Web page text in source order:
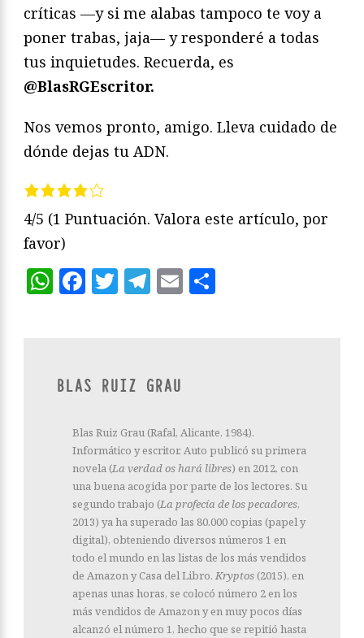
críticas —y si me alabas tampoco te voy a
poner trabas, jaja— y responderé a todas
tus inquietudes. Recuerda, es
@BlasRGEscritor.
Nos vemos pronto, amigo. Lleva cuidado de
dónde dejas tu ADN.
4/5 (1 Puntuación. Valora este artículo, por
favor)
WhatsApp
Facebook
Twitter
Telegram
Email
BLAS RUIZ GRAU
Blas Ruiz Grau (Rafal, Alicante, 1984).
Informático y escritor. Auto publicó su primera
novela (La verdad os hará libres) en 2012, con
una buena acogida por parte de los lectores. Su
segundo trabajo (La profecía de los pecadores,
2013) ya ha superado las 80.000 copias (papel y
digital), obteniendo diversos números 1 en
todo el mundo en las listas de los más vendidos
de Amazon y Casa del Libro. Kryptos (2015), en
apenas unas horas, se colocó número 2 en los
más vendidos de Amazon y en muy pocos días
alcanzó el número 1, hecho que se repitió hasta